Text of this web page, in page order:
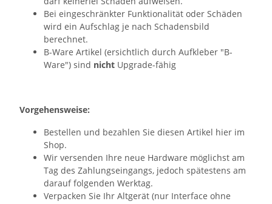
Bei eingeschränkter Funktionalität oder Schäden
wird ein Aufschlag je nach Schadensbild
berechnet.
B-Ware Artikel (ersichtlich durch Aufkleber "B-
Ware") sind nicht Upgrade-fähig
Vorgehensweise:
Bestellen und bezahlen Sie diesen Artikel hier im
Shop.
Wir versenden Ihre neue Hardware möglichst am
Tag des Zahlungseingangs, jedoch spätestens am
darauf folgenden Werktag.
Verpacken Sie Ihr Altgerät (nur Interface ohne